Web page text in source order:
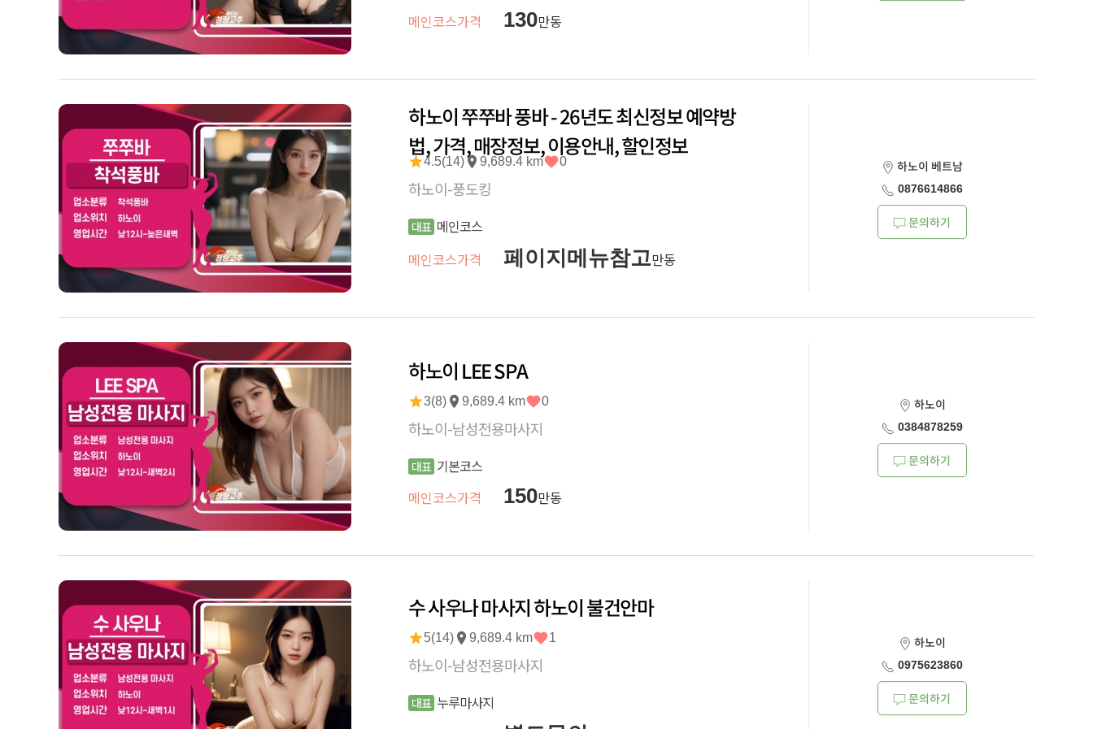
메인코스가격
130만동
하노이 쭈쭈바 풍바 - 26년도 최신정보 예약방
법, 가격, 매장정보, 이용안내, 할인정보
4.5(14) 9,689.4 km 0
하노이-풍도킹
대표 메인코스
메인코스가격
페이지메뉴참고만동
하노이 베트남
0876614866
문의하기
하노이 LEE SPA
3(8) 9,689.4 km 0
하노이-남성전용마사지
대표 기본코스
메인코스가격
150만동
하노이
0384878259
문의하기
수 사우나 마사지 하노이 불건안마
5(14) 9,689.4 km 1
하노이-남성전용마사지
대표 누루마사지
하노이
0975623860
문의하기